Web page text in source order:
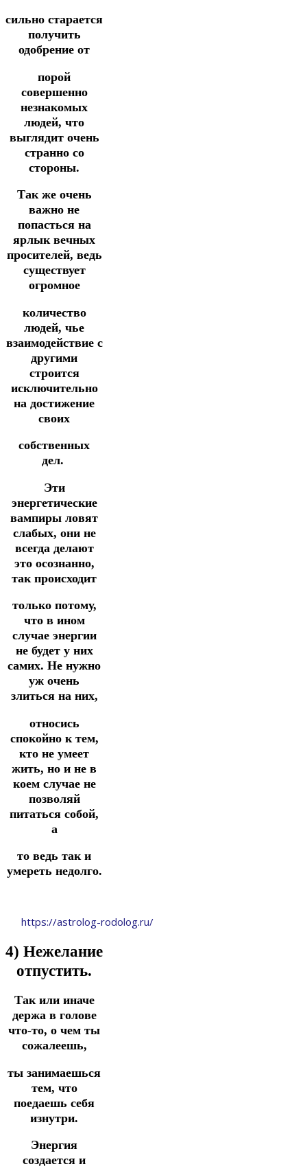
сильно старается
получить
одобрение от
порой
совершенно
незнакомых
людей, что
выглядит очень
странно со
стороны.
Так же очень
важно не
попасться на
ярлык вечных
просителей, ведь
существует
огромное
количество
людей, чье
взаимодействие с
другими
строится
исключительно
на достижение
своих
собственных
дел.
Эти
энергетические
вампиры ловят
слабых, они не
всегда делают
это осознанно,
так происходит
только потому,
что в ином
случае энергии
не будет у них
самих. Не нужно
уж очень
злиться на них,
относись
спокойно к тем,
кто не умеет
жить, но и не в
коем случае не
позволяй
питаться собой,
а
то ведь так и
умереть недолго.
https://astrolog-rodolog.ru/
4) Нежелание
отпустить.
Так или иначе
держа в голове
что-то, о чем ты
сожалеешь,
ты занимаешься
тем, что
поедаешь себя
изнутри.
Энергия
создается и